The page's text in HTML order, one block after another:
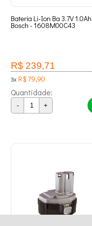
Bateria Li-Ion Ba 3.7V
Bosch - 1608M00C43
R$ 239,71
3x R$ 79,90
Quantidade:
- +